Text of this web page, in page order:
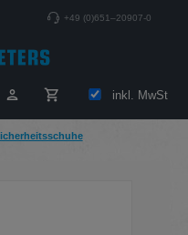
+49 (0)651–20907-0
0 Produkte auf deminkl. MwSt